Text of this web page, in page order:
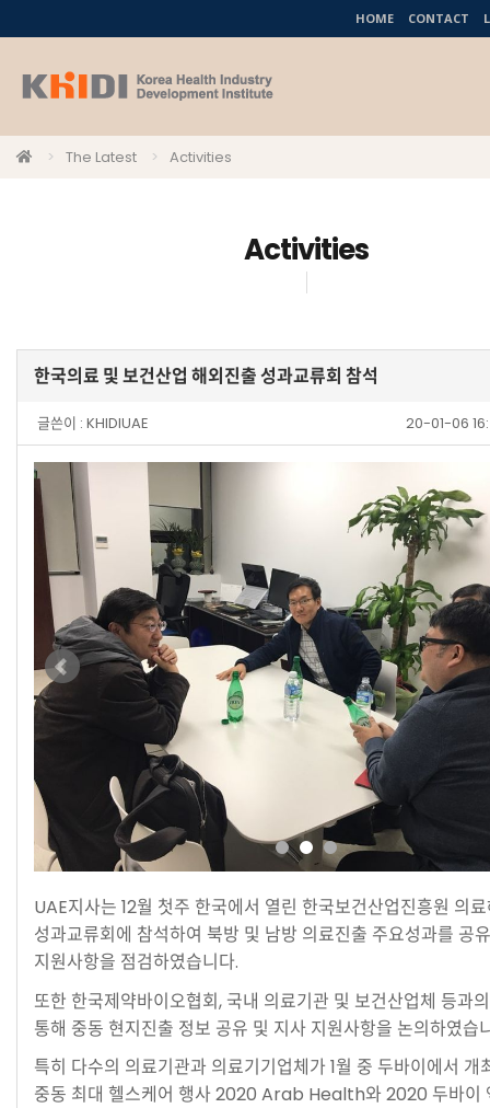
HOME CONTACT
The Latest Activities
Activities
한국의료 및 보건산업 해외진출 성과교류회 참석
글쓴이 : KHIDIUAE 20-01-06
UAE지사는 12월 첫주 한국에서 열린 한국보건산업진흥원 의
성과교류회에 참석하여 북방 및 남방 의료진출 주요성과를 공
지원사항을 점검하였습니다.
또한 한국제약바이오협회, 국내 의료기관 및 보건산업체 등과
통해 중동 현지진출 정보 공유 및 지사 지원사항을 논의하였습
특히 다수의 의료기관과 의료기기업체가 1월 중 두바이에서 개
중동 최대 헬스케어 행사 2020 Arab Health와 2020 두바이